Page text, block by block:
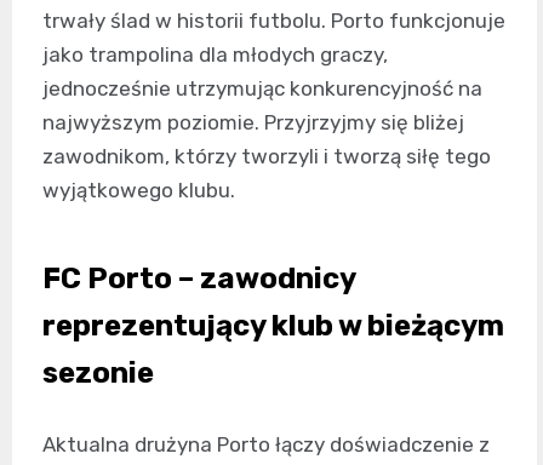
trwały ślad w historii futbolu. Porto funkcjonuje
jako trampolina dla młodych graczy,
jednocześnie utrzymując konkurencyjność na
najwyższym poziomie. Przyjrzyjmy się bliżej
zawodnikom, którzy tworzyli i tworzą siłę tego
wyjątkowego klubu.
FC Porto – zawodnicy
reprezentujący klub w bieżącym
sezonie
Aktualna drużyna Porto łączy doświadczenie z